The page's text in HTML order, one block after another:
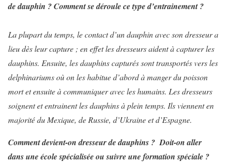
de dauphin ? Comment se déroule ce type d’entrainement ?
La plupart du temps, le contact d’un dauphin avec son dresseur a
lieu dès leur capture ; en effet les dresseurs aident à capturer les
dauphins. Ensuite, les dauphins capturés sont transportés vers les
delphinariums où on les habitue d’abord à manger du poisson
mort et ensuite à communiquer avec les humains. Les dresseurs
soignent et entrainent les dauphins à plein temps. Ils viennent en
majorité du Mexique, de Russie, d’Ukraine et d’Espagne.
Comment devient-on dresseur de dauphins ? Doit-on aller
dans une école spécialisée ou suivre une formation spéciale ?